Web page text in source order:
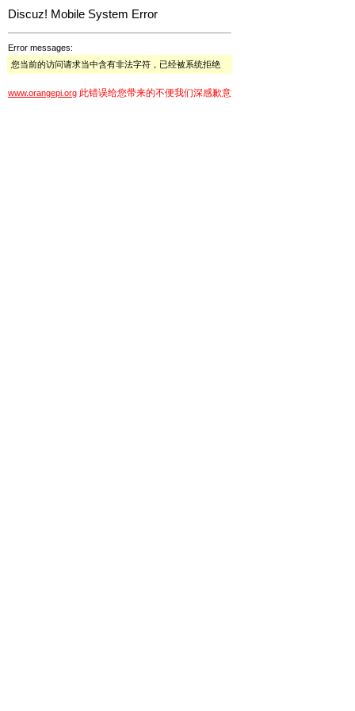
Discuz! Mobile System Error
Error messages:
您当前的访问请求当中含有非法字符，已经被系统拒绝
www.orangepi.org 此错误给您带来的不便我们深感歉意